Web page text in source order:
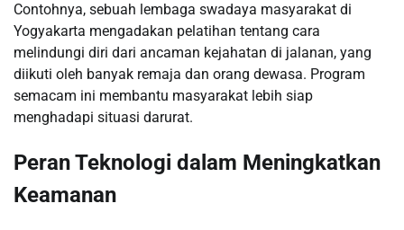
Contohnya, sebuah lembaga swadaya masyarakat di
Yogyakarta mengadakan pelatihan tentang cara
melindungi diri dari ancaman kejahatan di jalanan, yang
diikuti oleh banyak remaja dan orang dewasa. Program
semacam ini membantu masyarakat lebih siap
menghadapi situasi darurat.
Peran Teknologi dalam Meningkatkan
Keamanan